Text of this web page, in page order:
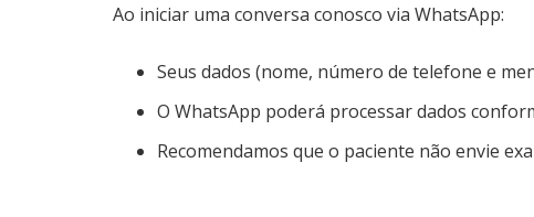
Ao iniciar uma conversa conosco via WhatsApp:
Seus dados (nome, número de telefone e
O WhatsApp poderá processar dados
Recomendamos que o paciente não envie